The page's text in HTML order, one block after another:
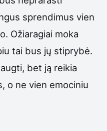
sprendimus vien
Ožiaragiai moka
tai bus jų stiprybė.
bet ją reikia
o ne vien emociniu